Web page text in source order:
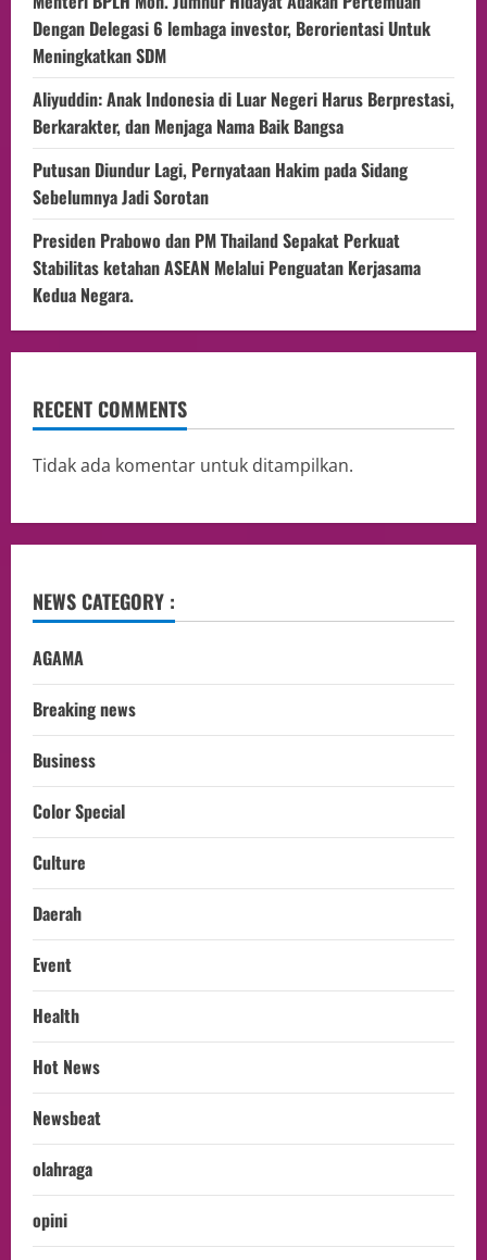
Dengan Delegasi 6 lembaga investor, Berorientasi Untuk
Meningkatkan SDM
Aliyuddin: Anak Indonesia di Luar Negeri Harus Berprestasi,
Berkarakter, dan Menjaga Nama Baik Bangsa
Putusan Diundur Lagi, Pernyataan Hakim pada Sidang
Sebelumnya Jadi Sorotan
Presiden Prabowo dan PM Thailand Sepakat Perkuat
Stabilitas ketahan ASEAN Melalui Penguatan Kerjasama
Kedua Negara.
RECENT COMMENTS
Tidak ada komentar untuk ditampilkan.
NEWS CATEGORY :
AGAMA
Breaking news
Business
Color Special
Culture
Daerah
Event
Health
Hot News
Newsbeat
olahraga
opini